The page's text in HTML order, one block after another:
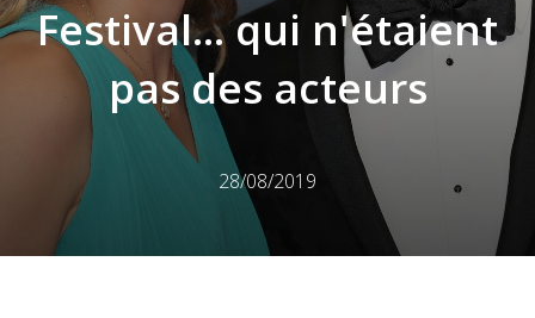
Festival... qui n'étaient
pas des acteurs
28/08/2019